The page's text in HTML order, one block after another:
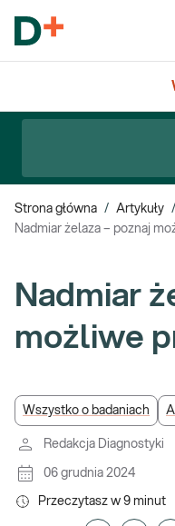
Strona główna / Artykuły /
Nadmiar żelaza – poznaj
Nadmiar
możliwe
Wszystko o badaniach
Redakcja Diagnostyki
06 grudnia 2024
Przeczytasz w 9 minut